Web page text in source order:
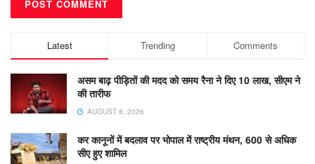
Latest Trending Comments
असम बाढ़ पीड़ितों की मदद को समय रैना ने दिए 10 लाख, सीएम ने
की तारीफ
AUGUST 8, 2026
कर कानूनों में बदलाव पर भोपाल में राष्ट्रीय मंथन, 600 से अधिक
सीए हुए शामिल